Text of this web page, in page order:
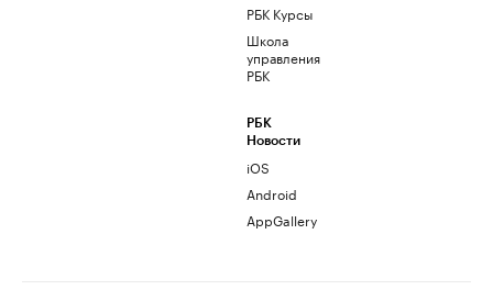
РБК Курсы
Школа
управления
РБК
РБК
Новости
iOS
Android
AppGallery